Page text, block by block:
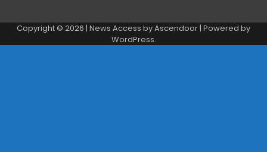
Copyright © 2026 | News Access byAscendoor| Powered by
WordPress.